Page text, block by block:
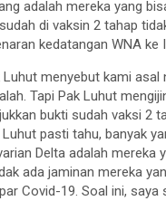
adalah mereka yang
di vaksin 2 tahap
kedatangan WNA ke
Luhut menyebut kami asal
Tapi Pak Luhut
bukti sudah vaksi 2
pasti tahu, banyak
Delta adalah mereka
ada jaminan mereka
Covid-19. Soal ini, saya